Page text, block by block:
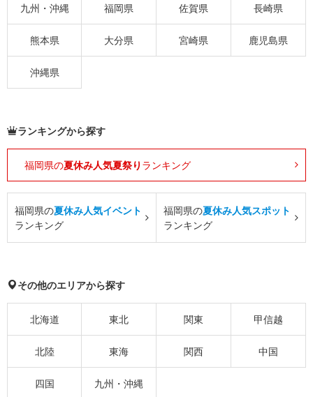
九州・沖縄 福岡県 佐賀県 長崎県
熊本県 大分県 宮崎県 鹿児島県
沖縄県
ランキングから探す
福岡県の夏休み人気夏祭り ランキング
福岡県の夏休み人気イベント
ランキング
福岡県の夏休み人気スポット
ランキング
その他のエリアから探す
北海道 東北 関東 甲信越
北陸 東海 関西 中国
四国 九州・沖縄